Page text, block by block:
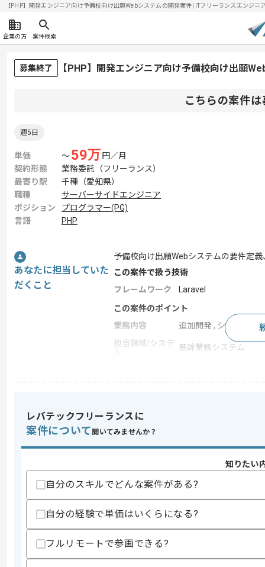
【PHP】開発エンジニア向け予備校向け出願Webシステムの開発案件| ITフリーランスエンジ
企業の方 案件検索
募集終了 【PHP】開発エンジニア向け予備校向け出願
こちらの案件
週5日
単価 〜59万 円／月
契約形態
業務委託（フリーランス）
最寄り駅
千種（愛知県）
職種
サーバーサイドエンジニア
ポジション
プログラマー(PG)
言語
PHP
あなたに担当していた
だくこと
予備校向け出願Webシステムの要件定
この案件で扱う技術
フレームワーク
Laravel
この案件のポイント
業務内容
追加開発 , システム開
担当領域/システ 基幹業務システム
スキル
求めるスキル
要件定義からの経験
スキルに不安がある方へ
上記に似た経験やスキルをお持ちであれば申
レバテックフリーランスに
案件について 聞いてみませんか？
知りたい
自分のスキルでどんな案件がある?
自分の経験で単価はいくらになる?
フルリモートで参画できる?